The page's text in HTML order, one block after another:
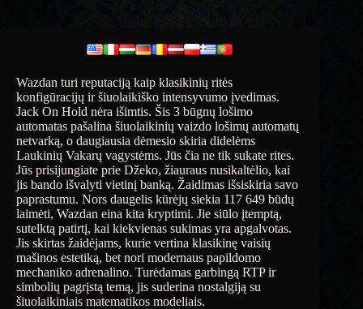
Wazdan turi reputaciją kaip klasikinių ritės
konfigūracijų ir šiuolaikiško intensyvumo įvedimas.
Jack On Hold nėra išimtis. Šis 3 būgnų lošimo
automatas pašalina šiuolaikinių vaizdo lošimų automatų
netvarką, o daugiausia dėmesio skiria didelėms
Laukinių Vakarų vagystėms. Jūs čia ne tik sukate rites.
Jūs prisijungiate prie Džeko, žiauraus nusikaltėlio, kai
jis bando išvalyti vietinį banką. Žaidimas išsiskiria savo
paprastumu. Nors daugelis kūrėjų siekia 117 649 būdų
laimėti, Wazdan eina kita kryptimi. Jie siūlo įtemptą,
sutelktą patirtį, kai kiekvienas sukimas yra apgalvotas.
Jis skirtas žaidėjams, kurie vertina klasikinę vaisių
mašinos estetiką, bet nori modernaus papildomo
mechaniko adrenalino. Turėdamas garbingą RTP ir
simbolių pagrįstą temą, jis suderina nostalgiją su
šiuolaikiniais matematikos modeliais.